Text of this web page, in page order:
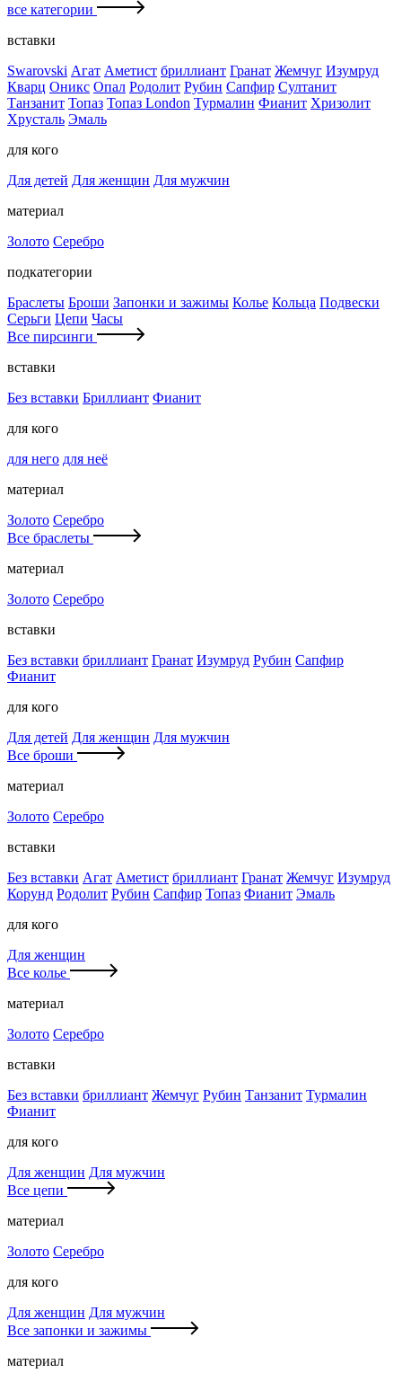
все категории
вставки
Swarovski Агат Аметист бриллиант Гранат Жемчуг Изумруд
Кварц Оникс Опал Родолит Рубин Сапфир Султанит
Танзанит Топаз Топаз London Турмалин Фианит Хризолит
Хрусталь Эмаль
для кого
Для детей Для женщин Для мужчин
материал
Золото Серебро
подкатегории
Браслеты Броши Запонки и зажимы Колье Кольца Подвески
Серьги Цепи Часы
Все пирсинги
вставки
Без вставки Бриллиант Фианит
для кого
для него для неё
материал
Золото Серебро
Все браслеты
материал
Золото Серебро
вставки
Без вставки бриллиант Гранат Изумруд Рубин Сапфир
Фианит
для кого
Для детей Для женщин Для мужчин
Все броши
материал
Золото Серебро
вставки
Без вставки Агат Аметист бриллиант Гранат Жемчуг Изумруд
Корунд Родолит Рубин Сапфир Топаз Фианит Эмаль
для кого
Для женщин
Все колье
материал
Золото Серебро
вставки
Без вставки бриллиант Жемчуг Рубин Танзанит Турмалин
Фианит
для кого
Для женщин Для мужчин
Все цепи
материал
Золото Серебро
для кого
Для женщин Для мужчин
Все запонки и зажимы
материал